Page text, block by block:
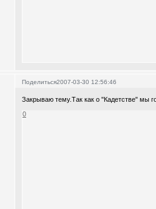
Поделиться2007-03-30 12:56:46
Закрываю тему.Так как о "Кадетстве" мы
0